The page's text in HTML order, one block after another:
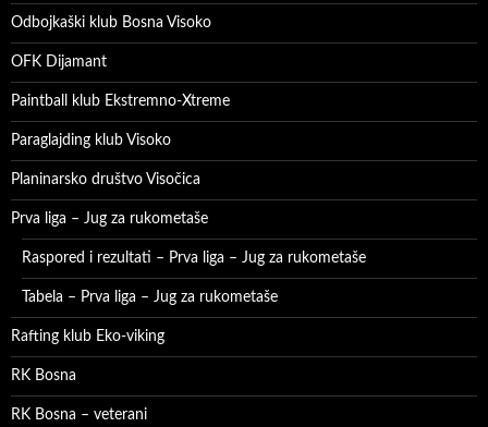
Odbojkaški klub Bosna Visoko
OFK Dijamant
Paintball klub Ekstremno-Xtreme
Paraglajding klub Visoko
Planinarsko društvo Visočica
Prva liga – Jug za rukometaše
Raspored i rezultati – Prva liga – Jug za rukometaše
Tabela – Prva liga – Jug za rukometaše
Rafting klub Eko-viking
RK Bosna
RK Bosna – veterani